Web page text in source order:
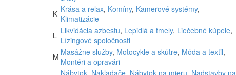
K Krása a relax, Komíny, Kamerové systémy,
Klimatizácie
L Likvidácia azbestu, Lepidlá a tmely, Liečebné kúpele,
Lízingové spoločnosti
M Masážne služby, Motocykle a skútre, Móda a textil,
Montéri a opravári
Nábytok, Nakladače, Nábytok na mieru, Nadstavby na